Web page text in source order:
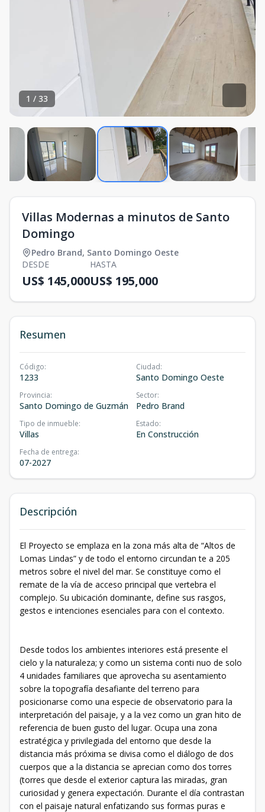
1 / 33
Villas Modernas a minutos de Santo
Domingo
Pedro Brand, Santo Domingo Oeste
DESDE
US$ 145,000
HASTA
US$ 195,000
Resumen
Código:
1233
Ciudad:
Santo Domingo Oeste
Provincia:
Santo Domingo de Guzmán
Sector:
Pedro Brand
Tipo de inmueble:
Villas
Estado:
En Construcción
Fecha de entrega:
07-2027
Descripción
El Proyecto se emplaza en la zona más alta de “Altos de
Lomas Lindas” y de todo el entorno circundan te a 205
metros sobre el nivel del mar. Se constituye como el
remate de la vía de acceso principal que vertebra el
complejo. Su ubicación dominante, define sus rasgos,
gestos e intenciones esenciales para con el contexto.
Desde todos los ambientes interiores está presente el
cielo y la naturaleza; y como un sistema conti nuo de solo
4 unidades familiares que aprovecha su asentamiento
sobre la topografía desafiante del terreno para
posicionarse como una especie de observatorio para la
interpretación del paisaje, y a la vez como un gran hito de
referencia de buen gusto del lugar. Ocupa una zona
estratégica y privilegiada del entorno que desde la
distancia más próxima se divisa como el diálogo de dos
cuerpos que a la distancia se aprecian como dos torres
(torres que desde el exterior captura las miradas, gran
curiosidad y genera expectación. Durante el día contrastan
con el paisaje natural enfatizando sus formas puras e